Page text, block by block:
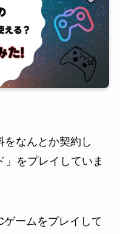
なんとか契約し
」をプレイしていま
ームをプレイして